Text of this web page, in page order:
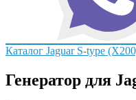
Каталог Jaguar S-type
Генератор для